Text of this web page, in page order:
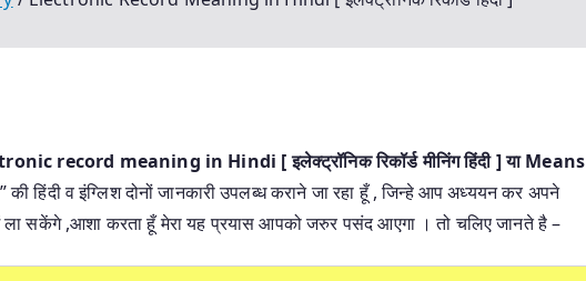
record meaning in Hindi [ इलेक्ट्रॉनिक रिकॉर्ड मीनिंग हिंदी ] याMeans
” की हिंदी व इंग्लिश दोनों जानकारी उपलब्ध कराने जा रहा हूँ , जिन्हे आप अध्ययन कर अपने
में ला सकेंगे ,आशा करता हूँ मेरा यह प्रयास आपको जरुर पसंद आएगा । तो चलिए जानते है –